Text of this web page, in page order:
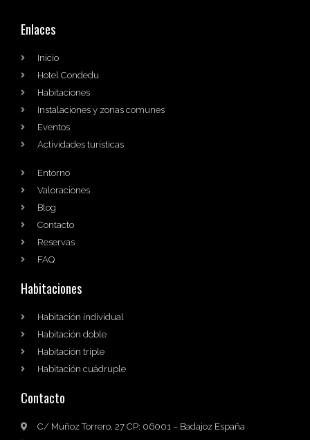
Enlaces
Inicio
Hotel Condedu
Habitaciones
Instalaciones y zonas comunes
Eventos
Actividades turísticas
Entorno
Valoraciones
Blog
Contacto
Reservas
FAQ
Habitaciones
Habitación individual
Habitación doble
Habitación triple
Habitación cuádruple
Contacto
C/ Muñoz Torrero, 27 CP: 06001 – Badajoz España